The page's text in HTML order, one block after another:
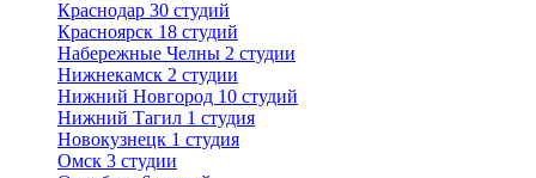
Краснодар 30 студий
Красноярск 18 студий
Набережные Челны 2 студии
Нижнекамск 2 студии
Нижний Новгород 10 студий
Нижний Тагил 1 студия
Новокузнецк 1 студия
Омск 3 студии